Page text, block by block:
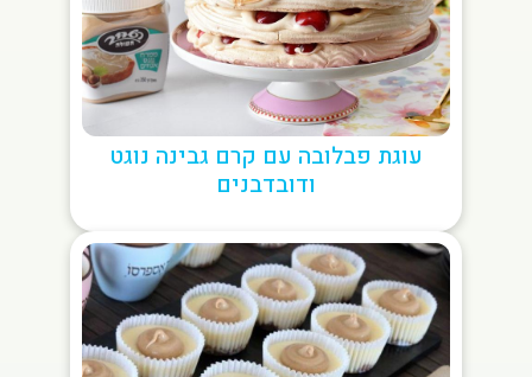
עוגת פבלובה עם קרם גבינה נוגט
ודובדבנים